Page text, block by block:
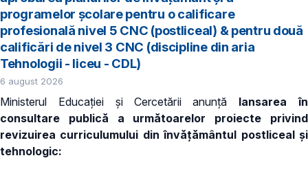
programelor școlare pentru o calificare
profesională nivel 5 CNC (postliceal) & pentru două
calificări de nivel 3 CNC (discipline din aria
Tehnologii - liceu - CDL)
6 august 2026
Ministerul Educației și Cercetării anunță lansarea în
consultare publică a următoarelor proiecte privind
revizuirea curriculumului din învățământul postliceal și
tehnologic: